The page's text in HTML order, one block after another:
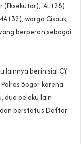
AL (28)
(32), warga Cisauk,
berperan sebagai
lainnya berinisial CY
Bogor karena
dua pelaku lain
dan berstatus Daftar